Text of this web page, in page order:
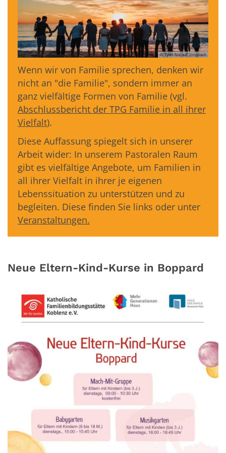
© Tyler Nix auf Unsplash
Wenn wir von Familie sprechen, denken wir
nicht an "die Familie", sondern immer an
ganz vielfältige Formen von Familie (vgl.
Abschlussbericht der TPG Familie in all ihrer
Vielfalt).
Diese Auffassung spiegelt sich in unserer
Arbeit wider: In unserem Pastoralen Raum
gibt es vielfältige Angebote, um Familien in
all ihrer Vielfalt in ihrer je eigenen
Lebenssituation zu unterstützen und zu
begleiten. Diese finden Sie links oder unter
Veranstaltungen.
Neue Eltern-Kind-Kurse in Boppard